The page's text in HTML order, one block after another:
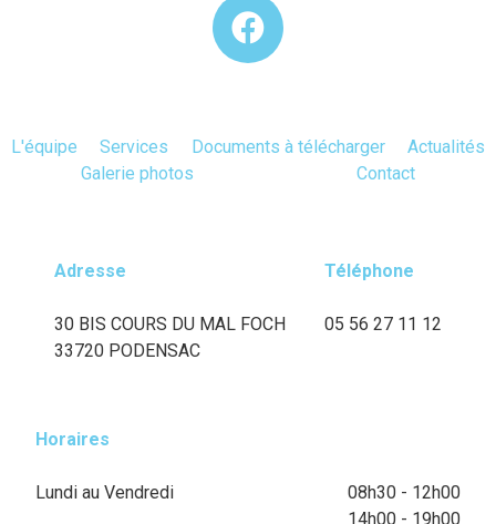
L'équipe Services Documents à télécharger
Actualités
Galerie photos
Contact
Adresse
30 BIS COURS DU MAL FOCH
33720 PODENSAC
Téléphone
05 56 27 11 12
Horaires
Lundi au Vendredi
08h30 - 12h00
14h00 - 19h00